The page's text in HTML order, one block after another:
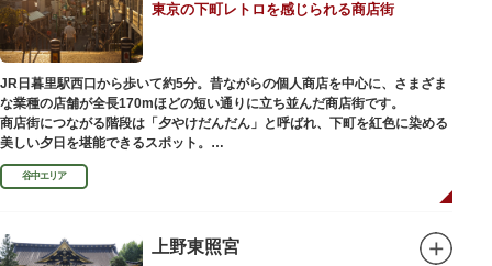
東京の下町レトロを感じられる商店街
JR日暮里駅西口から歩いて約5分。昔ながらの個人商店を中心に、さまざま
な業種の店舗が全長170mほどの短い通りに立ち並んだ商店街です。
商店街につながる階段は「夕やけだんだん」と呼ばれ、下町を紅色に染める
美しい夕日を堪能できるスポット。
谷中銀座商店街は1945年頃に自然発生的に生まれ、現在の近隣型商店街へと
発展。昭和の懐かしい商店街の景観を見ることができます。東京の下町レト
観光客が訪れ、買い物や散策を楽しんでいます。
谷中エリア
上野東照宮